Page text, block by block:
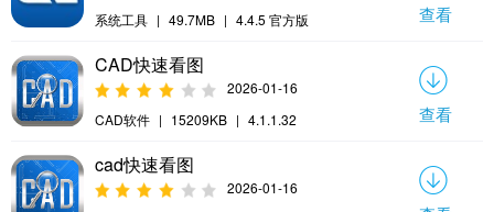
系统工具 | 49.7MB | 4.4.5 官方版 查看
CAD快速看图
2026-01-16
CAD软件 | 15209KB | 4.1.1.32 查看
cad快速看图
2026-01-16